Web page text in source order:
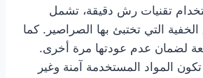
تقنيات رش دقيقة، تشمل
التي تختبئ بها الصراصير. كما
لضمان عدم عودتها مرة أخرى.
المواد المستخدمة آمنة وغير